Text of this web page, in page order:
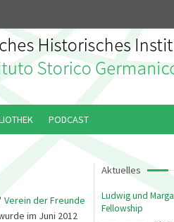
Aktuelles
Ludwig und
Fellowship
Verein der Freunde
im Juni 2012
PODCAST